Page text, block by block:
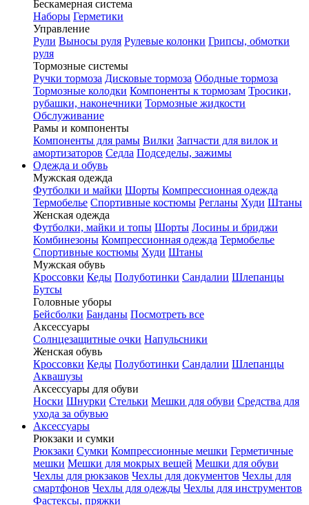
Бескамерная система
Наборы Герметики
Управление
Рули Выносы руля Рулевые колонки Грипсы, обмотки
руля
Тормозные системы
Ручки тормоза Дисковые тормоза Ободные тормоза
Тормозные колодки Компоненты к тормозам Тросики,
рубашки, наконечники Тормозные жидкости
Обслуживание
Рамы и компоненты
Компоненты для рамы Вилки Запчасти для вилок и
амортизаторов Седла Подседелы, зажимы
Одежда и обувь
Мужская одежда
Футболки и майки Шорты Компрессионная одежда
Термобелье Спортивные костюмы Регланы Худи Штаны
Женская одежда
Футболки, майки и топы Шорты Лосины и бриджи
Комбинезоны Компрессионная одежда Термобелье
Спортивные костюмы Худи Штаны
Мужская обувь
Кроссовки Кеды Полуботинки Сандалии Шлепанцы
Бутсы
Головные уборы
Бейсболки Банданы Посмотреть все
Аксессуары
Солнцезащитные очки Напульсники
Женская обувь
Кроссовки Кеды Полуботинки Сандалии Шлепанцы
Аквашузы
Аксессуары для обуви
Носки Шнурки Стельки Мешки для обуви Средства для
ухода за обувью
Аксессуары
Рюкзаки и сумки
Рюкзаки Сумки Компрессионные мешки Герметичные
мешки Мешки для мокрых вещей Мешки для обуви
Чехлы для рюкзаков Чехлы для документов Чехлы для
смартфонов Чехлы для одежды Чехлы для инструментов
Фастексы, пряжки